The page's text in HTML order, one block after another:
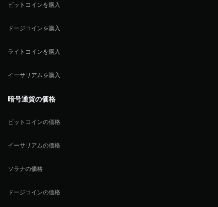
ビットコインを購入
ドージコインを購入
ライトコインを購入
イーサリアムを購入
暗号通貨の価格
ビットコインの価格
イーサリアムの価格
ソラナの価格
ドージコインの価格